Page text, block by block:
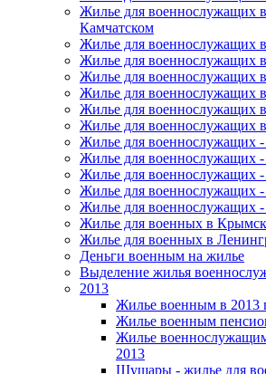
Жилье для военнослужащих
Камчатском
Жилье для военнослужащих
Жилье для военнослужащих
Жилье для военнослужащих
Жилье для военнослужащих
Жилье для военнослужащих
Жилье для военнослужащих
Жилье для военнослужащих -
Жилье для военнослужащих -
Жилье для военнослужащих -
Жилье для военнослужащих
Жилье для военнослужащих
Жилье для военных в
Жилье для военных в
Деньги военным на жилье
Выделение жилья
2013
Жилье военным в 2013
Жилье военным
Жилье
2013
Шушары - жилье для